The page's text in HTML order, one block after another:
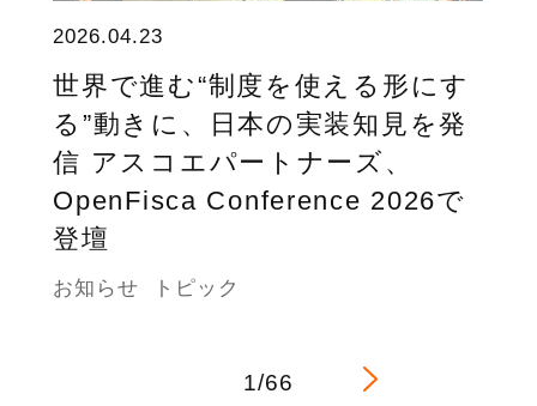
2026.04.23
世界で進む“制度を使える形にす
る”動きに、日本の実装知見を発
信 アスコエパートナーズ、
OpenFisca Conference 2026で
登壇
お知らせ トピック
1/66